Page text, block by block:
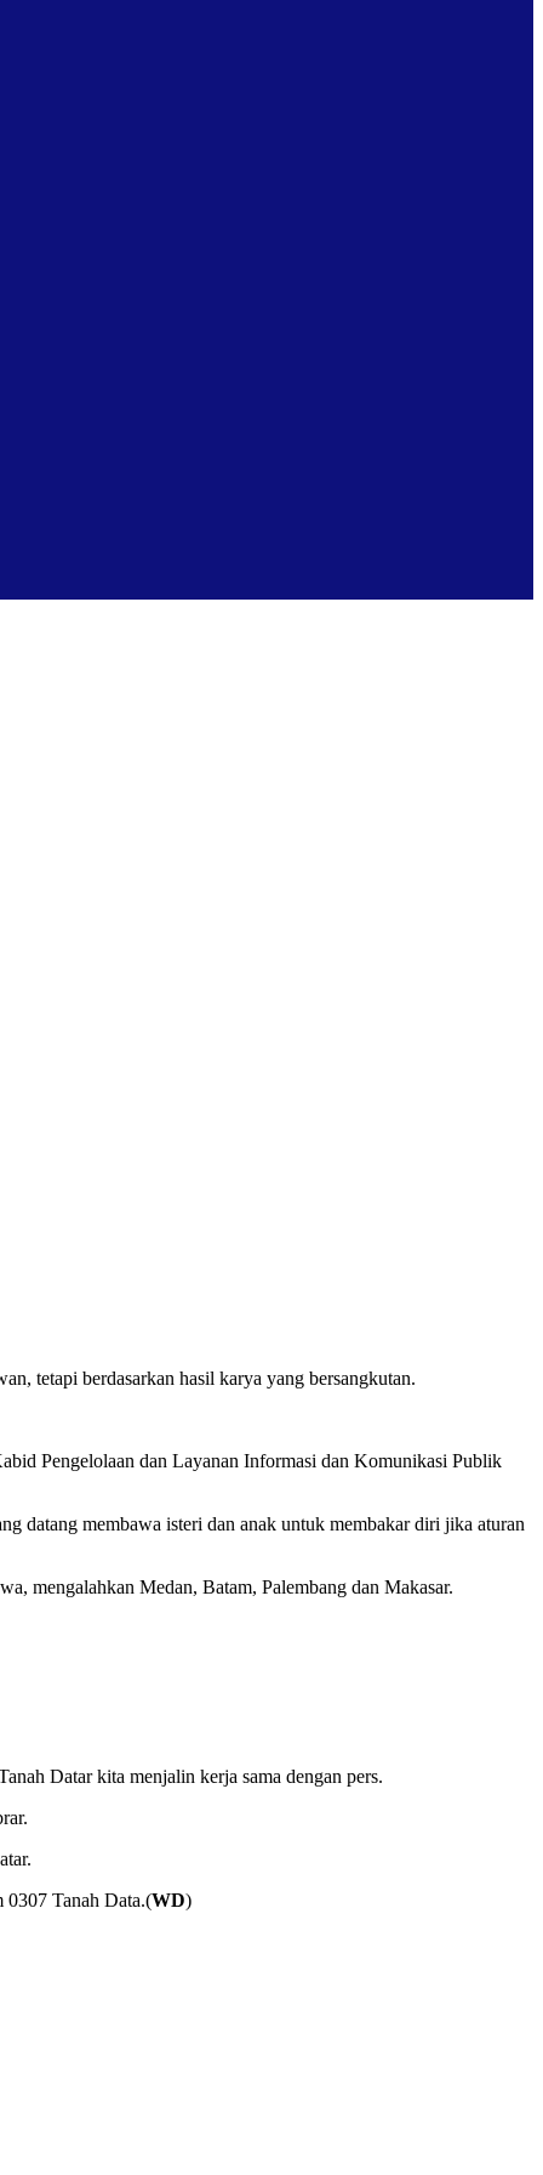
tetapi berdasarkan hasil karya yang bersangkutan.
Pengelolaan dan Layanan Informasi dan Komunikasi Publik
datang membawa isteri dan anak untuk membakar diri jika aturan
mengalahkan Medan, Batam, Palembang dan Makasar.
Datar kita menjalin kerja sama dengan pers.
Tanah Data.(WD)